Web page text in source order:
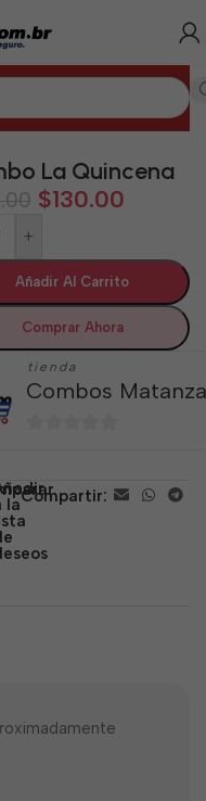
La Quincena
$130.00
+
Añadir Al Carrito
Comprar Ahora
tienda
Combos
5
laCompartir: